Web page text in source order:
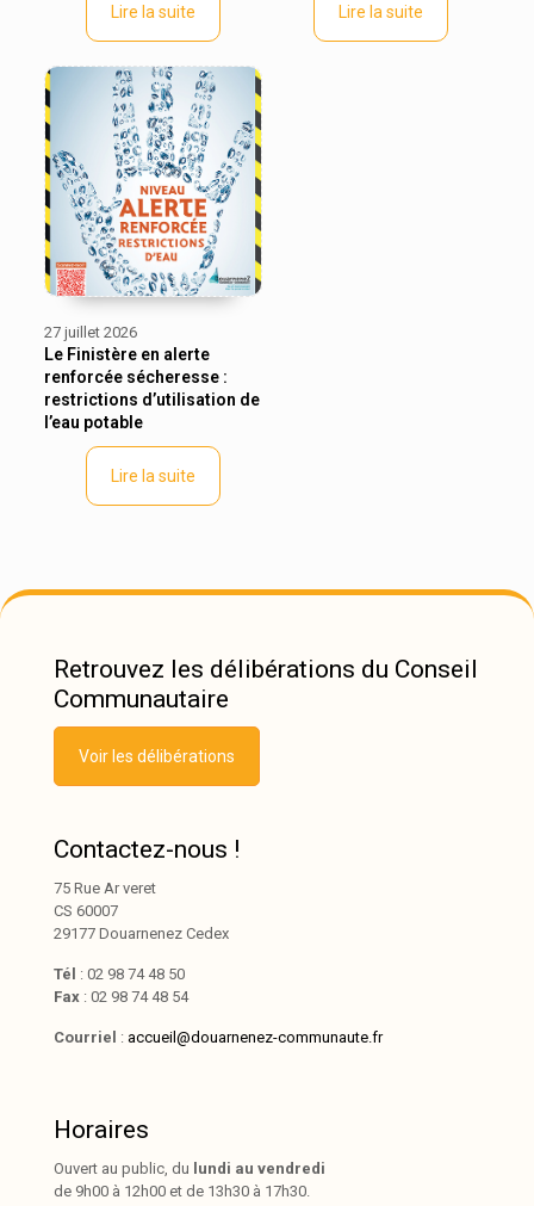
Lire la suite Lire la suite
27 juillet 2026
Le Finistère en alerte
renforcée sécheresse :
restrictions d’utilisation de
l’eau potable
Lire la suite
Retrouvez les délibérations du Conseil
Communautaire
Voir les délibérations
Contactez-nous !
75 Rue Ar veret
CS 60007
29177 Douarnenez Cedex
Tél : 02 98 74 48 50
Fax : 02 98 74 48 54
Courriel : accueil@douarnenez-communaute.fr
Horaires
Ouvert au public, du lundi au vendredi
de 9h00 à 12h00 et de 13h30 à 17h30.